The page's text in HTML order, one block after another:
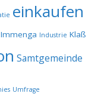
einkaufen
Immenga Industrie Klaß
Samtgemeinde
Umfrage